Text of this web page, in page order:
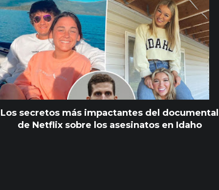
Los secretos más impactantes del documental
de Netflix sobre los asesinatos en Idaho